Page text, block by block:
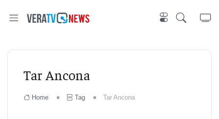
Tar Ancona
Home Tag Tar Ancona